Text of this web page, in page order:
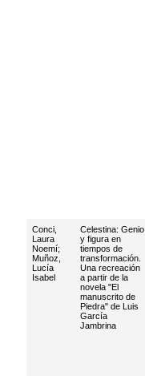
Conci,
Laura
Noemí;
Muñoz,
Lucía
Isabel
Celestina: Genio
y figura en
tiempos de
transformación.
Una recreación
a partir de la
novela "El
manuscrito de
Piedra" de Luis
García
Jambrina